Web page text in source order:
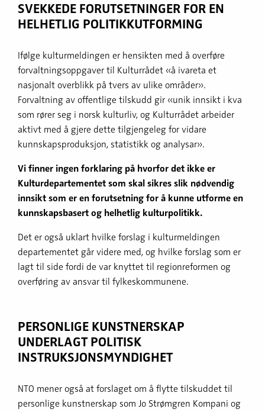
SVEKKEDE FORUTSETNINGER FOR EN
HELHETLIG POLITIKKUTFORMING
Ifølge kulturmeldingen er hensikten med å overføre
forvaltningsoppgaver til Kulturrådet «å ivareta et
nasjonalt overblikk på tvers av ulike områder».
Forvaltning av offentlige tilskudd gir «unik innsikt i kva
som rører seg i norsk kulturliv, og Kulturrådet arbeider
aktivt med å gjere dette tilgjengeleg for vidare
kunnskapsproduksjon, statistikk og analysar».
Vi finner ingen forklaring på hvorfor det ikke er
Kulturdepartementet som skal sikres slik nødvendig
innsikt som er en forutsetning for å kunne utforme en
kunnskapsbasert og helhetlig kulturpolitikk.
Det er også uklart hvilke forslag i kulturmeldingen
departementet går videre med, og hvilke forslag som er
lagt til side fordi de var knyttet til regionreformen og
overføring av ansvar til fylkeskommunene.
PERSONLIGE KUNSTNERSKAP
UNDERLAGT POLITISK
INSTRUKSJONSMYNDIGHET
NTO mener også at forslaget om å flytte tilskuddet til
personlige kunstnerskap som Jo Strømgren Kompani og